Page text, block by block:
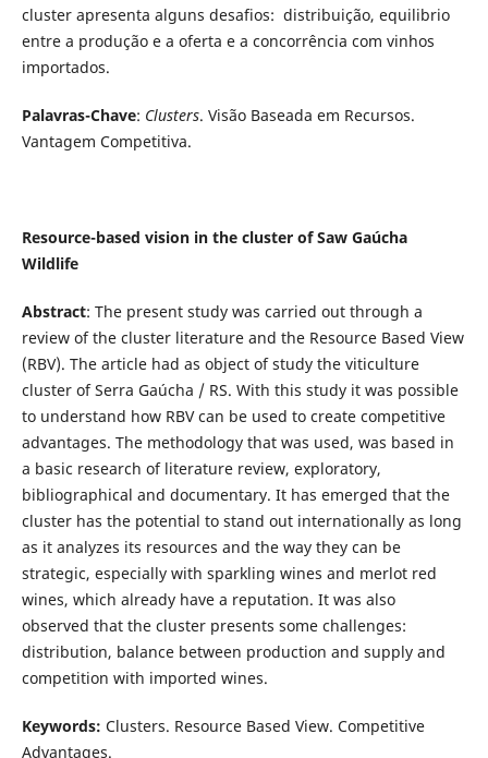
cluster apresenta alguns desafios: distribuição, equilibrio
entre a produção e a oferta e a concorrência com vinhos
importados.
Palavras-Chave: Clusters. Visão Baseada em Recursos.
Vantagem Competitiva.
Resource-based vision in the cluster of Saw Gaúcha
Wildlife
Abstract: The present study was carried out through a
review of the cluster literature and the Resource Based View
(RBV). The article had as object of study the viticulture
cluster of Serra Gaúcha / RS. With this study it was possible
to understand how RBV can be used to create competitive
advantages. The methodology that was used, was based in
a basic research of literature review, exploratory,
bibliographical and documentary. It has emerged that the
cluster has the potential to stand out internationally as long
as it analyzes its resources and the way they can be
strategic, especially with sparkling wines and merlot red
wines, which already have a reputation. It was also
observed that the cluster presents some challenges:
distribution, balance between production and supply and
competition with imported wines.
Keywords: Clusters. Resource Based View. Competitive
Advantages.